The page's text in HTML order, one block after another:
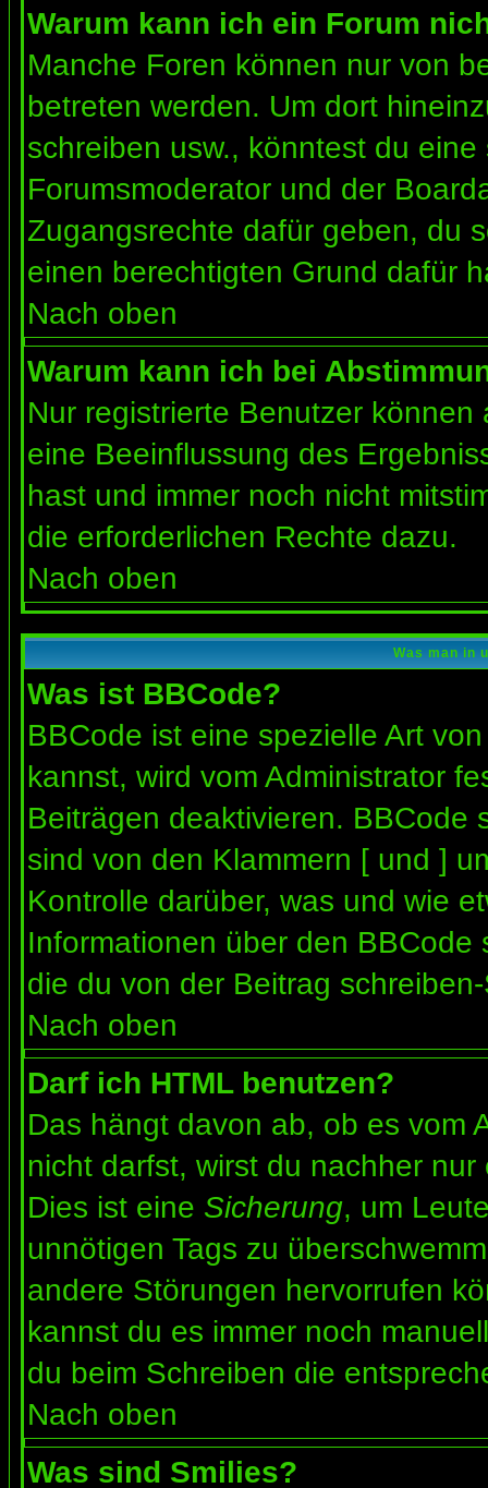
Warum kann ich ein Forum
Manche Foren können nur von
betreten werden. Um dort
schreiben usw., könntest du
Forumsmoderator und der
Zugangsrechte dafür geben, du
einen berechtigten Grund dafür
Nach oben
Warum kann ich bei
Nur registrierte Benutzer
eine Beeinflussung des
hast und immer noch nicht
die erforderlichen Rechte dazu.
Nach oben
Was man in
Was ist BBCode?
BBCode ist eine spezielle Art
kannst, wird vom Administrator
Beiträgen deaktivieren. BBCode
sind von den Klammern [ und ]
Kontrolle darüber, was und wie
Informationen über den
die du von der Beitrag
Nach oben
Darf ich HTML benutzen?
Das hängt davon ab, ob es vom
nicht darfst, wirst du nachher
Dies ist eine Sicherung, um
unnötigen Tags zu
andere Störungen hervorrufen
kannst du es immer noch
du beim Schreiben die
Nach oben
Was sind Smilies?